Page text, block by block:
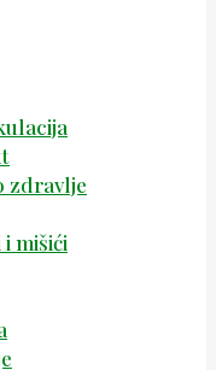
zdravlje
mišići